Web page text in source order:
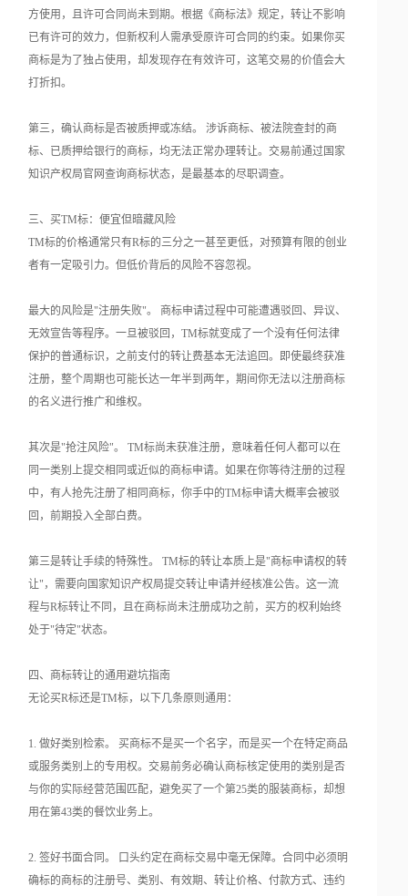
方使用，且许可合同尚未到期。根据《商标法》规定，转让不影响
已有许可的效力，但新权利人需承受原许可合同的约束。如果你买
商标是为了独占使用，却发现存在有效许可，这笔交易的价值会大
打折扣。
第三，确认商标是否被质押或冻结。 涉诉商标、被法院查封的商
标、已质押给银行的商标，均无法正常办理转让。交易前通过国家
知识产权局官网查询商标状态，是最基本的尽职调查。
三、买TM标：便宜但暗藏风险
TM标的价格通常只有R标的三分之一甚至更低，对预算有限的创业
者有一定吸引力。但低价背后的风险不容忽视。
最大的风险是"注册失败"。 商标申请过程中可能遭遇驳回、异议、
无效宣告等程序。一旦被驳回，TM标就变成了一个没有任何法律
保护的普通标识，之前支付的转让费基本无法追回。即使最终获准
注册，整个周期也可能长达一年半到两年，期间你无法以注册商标
的名义进行推广和维权。
其次是"抢注风险"。 TM标尚未获准注册，意味着任何人都可以在
同一类别上提交相同或近似的商标申请。如果在你等待注册的过程
中，有人抢先注册了相同商标，你手中的TM标申请大概率会被驳
回，前期投入全部白费。
第三是转让手续的特殊性。 TM标的转让本质上是"商标申请权的转
让"，需要向国家知识产权局提交转让申请并经核准公告。这一流
程与R标转让不同，且在商标尚未注册成功之前，买方的权利始终
处于"待定"状态。
四、商标转让的通用避坑指南
无论买R标还是TM标，以下几条原则通用：
1. 做好类别检索。 买商标不是买一个名字，而是买一个在特定商品
或服务类别上的专用权。交易前务必确认商标核定使用的类别是否
与你的实际经营范围匹配，避免买了一个第25类的服装商标，却想
用在第43类的餐饮业务上。
2. 签好书面合同。 口头约定在商标交易中毫无保障。合同中必须明
确标的商标的注册号、类别、有效期、转让价格、付款方式、违约